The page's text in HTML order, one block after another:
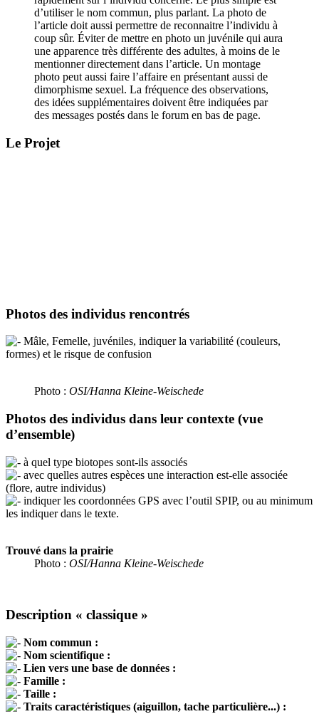
d’utiliser le nom commun, plus parlant. La photo de
l’article doit aussi permettre de reconnaitre l’individu à
coup sûr. Éviter de mettre en photo un juvénile qui aura
une apparence très différente des adultes, à moins de le
mentionner directement dans l’article. Un montage
photo peut aussi faire l’affaire en présentant aussi de
dimorphisme sexuel. La fréquence des observations,
des idées supplémentaires doivent être indiquées par
des messages postés dans le forum en bas de page.
Le Projet
Photos des individus rencontrés
Mâle, Femelle, juvéniles, indiquer la variabilité (couleurs,
formes) et le risque de confusion
Photo : OSI/Hanna Kleine-Weischede
Photos des individus dans leur contexte (vue
d’ensemble)
à quel type biotopes sont-ils associés
avec quelles autres espèces une interaction est-elle associée
(flore, autre individus)
indiquer les coordonnées GPS avec l’outil SPIP, ou au minimum
les indiquer dans le texte.
Trouvé dans la prairie
Photo : OSI/Hanna Kleine-Weischede
Description « classique »
Nom commun :
Nom scientifique :
Lien vers une base de données :
Famille :
Taille :
Traits caractéristiques (aiguillon, tache particulière...) :